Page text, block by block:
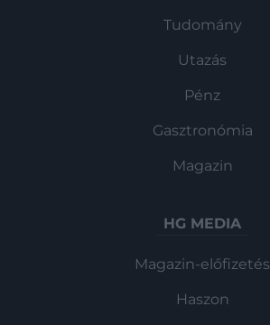
Tudomány
Utazás
Pénz
Gasztronómia
Magazin
HG MEDIA
Magazin-előfizetés
Haszon